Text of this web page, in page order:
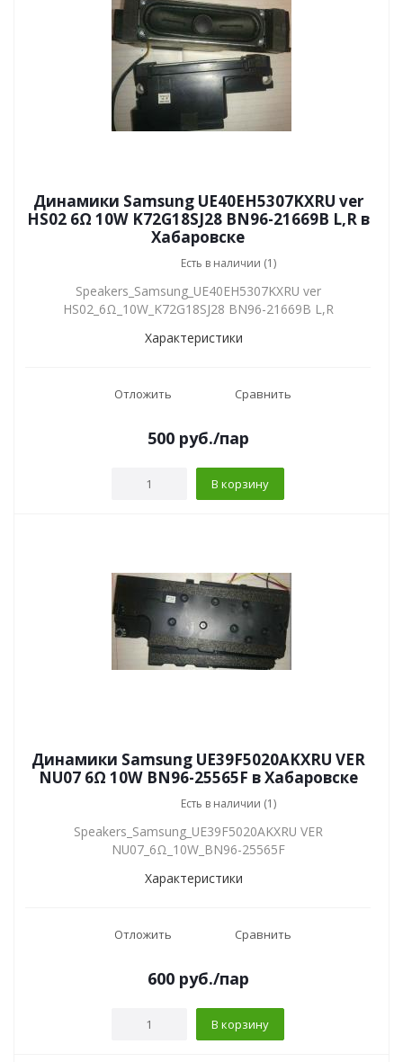
Динамики Samsung UE40EH5307KXRU ver
HS02 6Ω 10W K72G18SJ28 BN96-21669B L,R в
Хабаровске
Есть в наличии (1)
Speakers_Samsung_UE40EH5307KXRU ver
HS02_6Ω_10W_K72G18SJ28 BN96-21669B L,R
Характеристики
Отложить Сравнить
500 руб./пар
В корзину
Динамики Samsung UE39F5020AKXRU VER
NU07 6Ω 10W BN96-25565F в Хабаровске
Есть в наличии (1)
Speakers_Samsung_UE39F5020AKXRU VER
NU07_6Ω_10W_BN96-25565F
Характеристики
Отложить Сравнить
600 руб./пар
В корзину